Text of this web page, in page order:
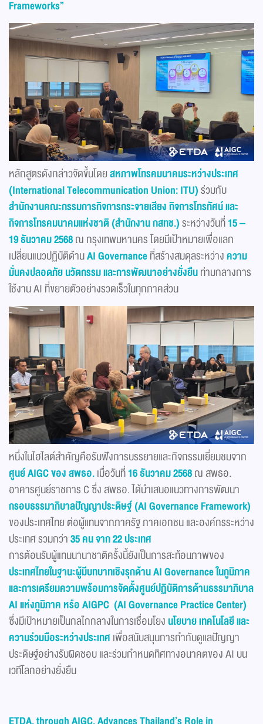
Frameworks”
หลักสูตรดังกล่าวจัดขึ้นโดยสหภาพโทรคมนาคมระหว่างประเทศ
(International Telecommunication Union: ITU)ร่วมกับ
สำนักงานคณะกรรมการกิจการกระจายเสียง กิจการโทรทัศน์ และ
กิจการโทรคมนาคมแห่งชาติ (สำนักงาน กสทช.)ระหว่างวันที่15 –
19ธันวาคม 2568ณ กรุงเทพมหานคร โดยมีเป้าหมายเพื่อแลก
เปลี่ยนแนวปฏิบัติด้านAI Governanceที่สร้างสมดุลระหว่าง ความ
มั่นคงปลอดภัย นวัตกรรม และการพัฒนาอย่างยั่งยืนท่ามกลางการ
ใช้งาน AI ที่ขยายตัวอย่างรวดเร็วในทุกภาคส่วน
หนึ่งในไฮไลต์สำคัญคือรับฟังการบรรยายและกิจกรรมเยี่ยมชมจาก
ศูนย์AIGCของ สพธอ.เมื่อวันที่16ธันวาคม 2568ณ สพธอ.
อาคารศูนย์ราชการ C ซึ่ง สพธอ. ได้นำเสนอแนวทางการพัฒนา
กรอบธรรมาภิบาลปัญญาประดิษฐ์ (AI Governance Framework)
ของประเทศไทย ต่อผู้แทนจากภาครัฐ ภาคเอกชน และองค์กรระหว่าง
ประเทศ รวมกว่า35คน จาก 22ประเทศ
การต้อนรับผู้แทนนานาชาติครั้งนี้ยังเป็นการสะท้อนภาพของ
ประเทศไทยในฐานะผู้มีบทบาทเชิงรุกด้าน AI Governanceในภูมิภาค
และการเตรียมความพร้อมการจัดตั้งศูนย์ปฏิบัติการด้านธรรมาภิบาล
AIแห่งภูมิภาค หรือ AIGPC (AI Governance Practice Center)
ซึ่งมีเป้าหมายเป็นกลไกกลางในการเชื่อมโยง นโยบาย เทคโนโลยี และ
ความร่วมมือระหว่างประเทศ เพื่อสนับสนุนการกำกับดูแลปัญญา
ประดิษฐ์อย่างรับผิดชอบ และร่วมกำหนดทิศทางอนาคตของ AI บน
เวทีโลกอย่างยั่งยืน